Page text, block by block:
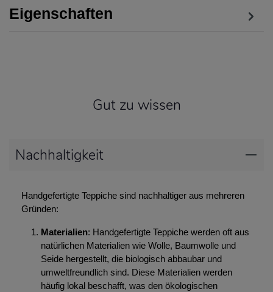
Eigenschaften
Gut zu wissen
Nachhaltigkeit
Handgefertigte Teppiche sind nachhaltiger aus mehreren
Gründen:
Materialien: Handgefertigte Teppiche werden oft aus
natürlichen Materialien wie Wolle, Baumwolle und
Seide hergestellt, die biologisch abbaubar und
umweltfreundlich sind. Diese Materialien werden
häufig lokal beschafft, was den ökologischen